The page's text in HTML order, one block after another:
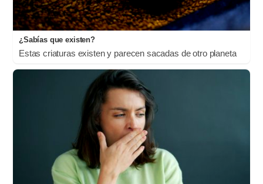
¿Sabías que existen?
Estas criaturas existen y parecen sacadas de otro planeta